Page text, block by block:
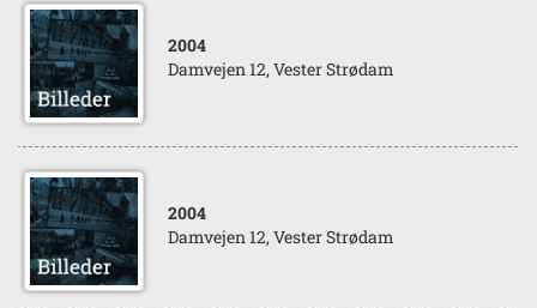
2004
Damvejen 12, Vester Strødam
2004
Damvejen 12, Vester Strødam